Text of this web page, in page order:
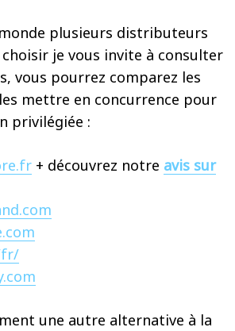
plusieurs distributeurs
je vous invite à consulter
vous pourrez comparez les
mettre en concurrence pour
privilégiée :
+ découvrez notre avis sur
fr/
une autre alternative à la